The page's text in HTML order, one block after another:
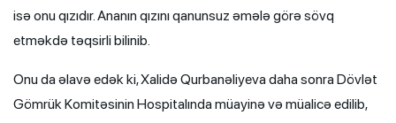
isə onu qızıdır. Ananın qızını qanunsuz əmələ görə sövq
etməkdə təqsirli bilinib.
Onu da əlavə edək ki, Xalidə Qurbanəliyeva daha sonra Dövlət
Gömrük Komitəsinin Hospitalında müayinə və müalicə edilib,